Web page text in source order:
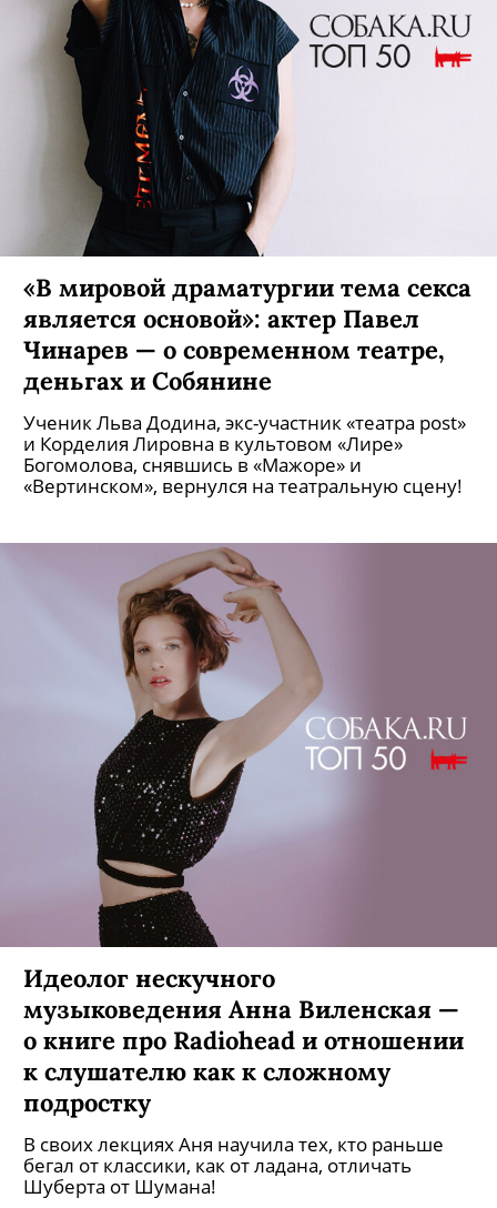
«В мировой драматургии тема секса
является основой»: актер Павел
Чинарев — о современном театре,
деньгах и Собянине
Ученик Льва Додина, экс-участник «театра post»
и Корделия Лировна в культовом «Лире»
Богомолова, снявшись в «Мажоре» и
«Вертинском», вернулся на театральную сцену!
Идеолог нескучного
музыковедения Анна Виленская —
о книге про Radiohead и отношении
к слушателю как к сложному
подростку
В своих лекциях Аня научила тех, кто раньше
бегал от классики, как от ладана, отличать
Шуберта от Шумана!